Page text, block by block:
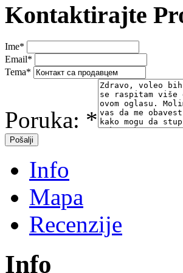
Kontaktirajte
Ime*
Email*
Tema*
Poruka: *
Info
Mapa
Recenzije
Info